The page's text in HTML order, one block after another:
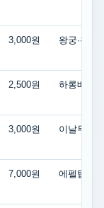
3,000원 왕궁·왓프
2,500원 하롱베이
3,000원 이날무롤
7,000원 에펠탑 최